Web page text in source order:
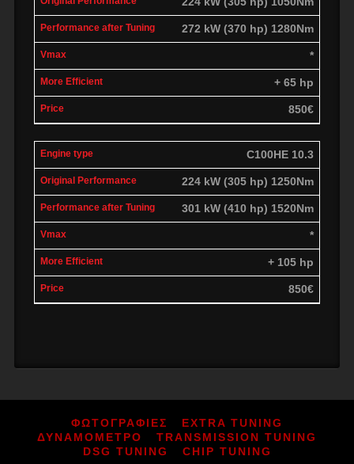
Tuning
272 kW (370 hp) 1280Nm
*
+ 65 hp
850€
C100HE 10.3
224 kW (305 hp) 1250Nm
301 kW (410 hp) 1520Nm
*
+ 105 hp
850€
ΦΩΤΟΓΡΑΦΙΕΣ
EXTRA TUNING
ΔΥΝΑΜΟΜΕΤΡΟ
TRANSMISSION TUNING
DSG TUNING
CHIP TUNING